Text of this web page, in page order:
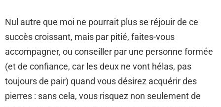
Nul autre que moi ne pourrait plus se réjouir de ce
succès croissant, mais par pitié, faites-vous
accompagner, ou conseiller par une personne formée
(et de confiance, car les deux ne vont hélas, pas
toujours de pair) quand vous désirez acquérir des
pierres : sans cela, vous risquez non seulement de